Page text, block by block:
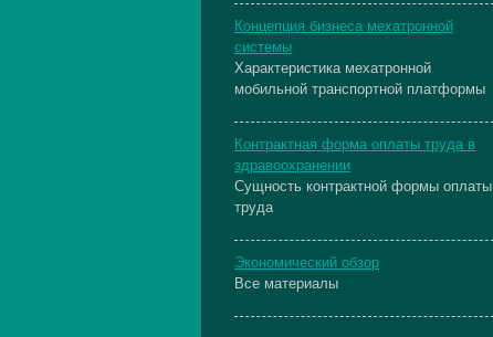
Концепция бизнеса мехатронной
системы
Характеристика мехатронной
мобильной транспортной платформы
Контрактная форма оплаты труда в
здравоохранении
Сущность контрактной формы оплаты
труда
Экономический обзор
Все материалы